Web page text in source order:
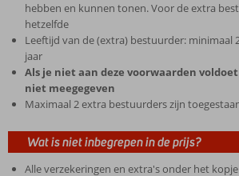
hebben en kunnen tonen. Voor de extra
hetzelfde
Leeftijd van de (extra) bestuurder: minimaal
jaar
Als je niet aan deze voorwaarden
niet meegegeven
Maximaal 2 extra bestuurders zijn
Wat is niet inbegrepen in de prijs?
Alle verzekeringen en extra's onder het